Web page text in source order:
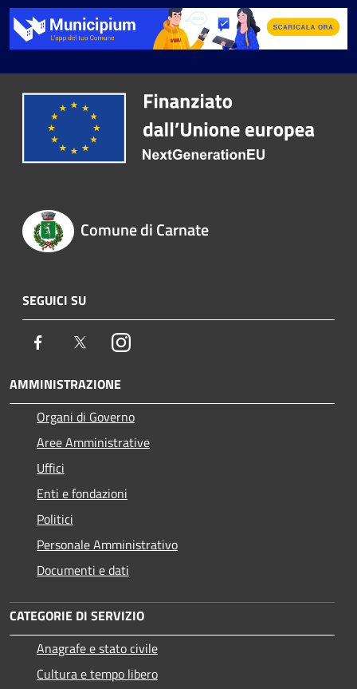
Comune di Carnate
SEGUICI SU
Facebook TwitterInstagram
AMMINISTRAZIONE
Organi di Governo
Aree Amministrative
Uffici
Enti e fondazioni
Politici
Personale Amministrativo
Documenti e dati
CATEGORIE DI SERVIZIO
Anagrafe e stato civile
Cultura e tempo libero